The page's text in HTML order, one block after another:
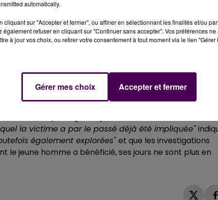
SAISIE
se sont immédiatement rendus sur place,afin
constatations
de la Police judiciaire d’Angers a également été
de"tentative d'assassinat".
EN DANGER
à privilégier
la victime a par le passé déjà été impliquée"
également explorées"et que les investigations
le jeune homme a bénéficié, ses jours ne sont plus en
automatically.
cliquant sur "Accepter et fermer", ou affiner en sélectionnant les finalités et/ou
également refuser en cliquant sur "Continuer sans accepter". Vos préférences
à jour vos choix, ou retirer votre consentement à tout moment via le lien
Gérer mes choix Accepter et fermer